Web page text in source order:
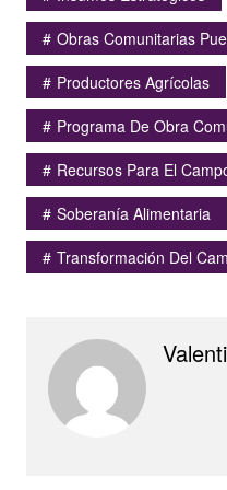
Obras Comunitarias
Productores Agrícolas
Programa De Obra
Recursos Para El
Soberanía Alimentaria
Transformación Del